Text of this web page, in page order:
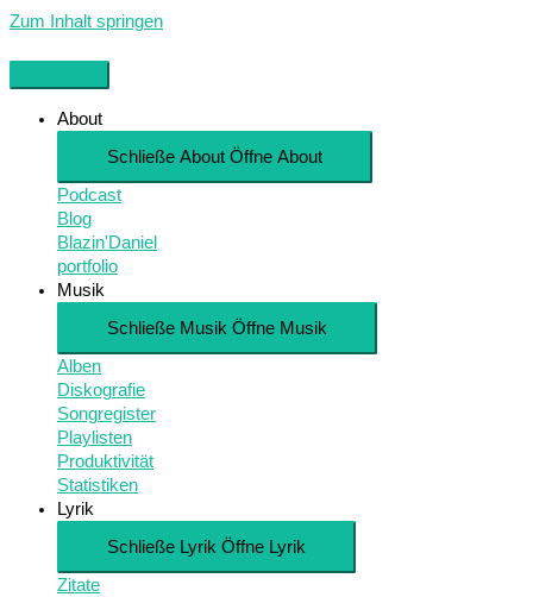
Zum Inhalt springen
About
Schließe About Öffne About
Podcast
Blog
Blazin'Daniel
portfolio
Musik
Schließe Musik Öffne Musik
Alben
Diskografie
Songregister
Playlisten
Produktivität
Statistiken
Lyrik
Schließe Lyrik Öffne Lyrik
Zitate